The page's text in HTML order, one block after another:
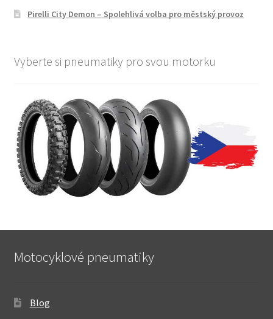
Pirelli City Demon – Spolehlivá volba pro městský provoz
Vyberte si pneumatiky pro svou motorku
Motocyklové pneumatiky
Blog